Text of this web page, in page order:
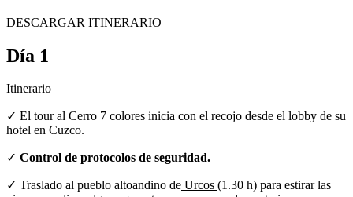
DESCARGAR ITINERARIO
Día 1
Itinerario
✓ El tour al Cerro 7 colores inicia con el recojo desde el lobby de su
hotel en Cuzco.
✓ Control de protocolos de seguridad.
✓ Traslado al pueblo altoandino de Urcos (1.30 h) para estirar las